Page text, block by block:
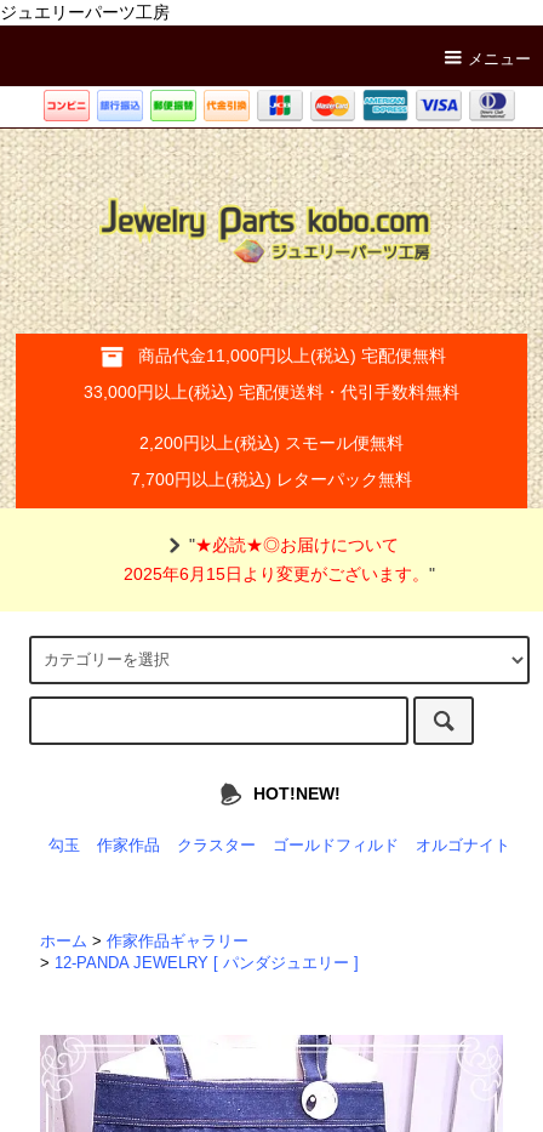
ジュエリーパーツ工房
メニュー
商品代金11,000円以上(税込) 宅配便無料
33,000円以上(税込) 宅配便送料・代引手数料無料
2,200円以上(税込) スモール便無料
7,700円以上(税込) レターパック無料
"★必読★◎お届けについて
2025年6月15日より変更がございます。"
HOT!NEW!
勾玉 作家作品 クラスター ゴールドフィルド オルゴナイト
ホーム >作家作品ギャラリー
> 12-PANDA JEWELRY [ パンダジュエリー ]